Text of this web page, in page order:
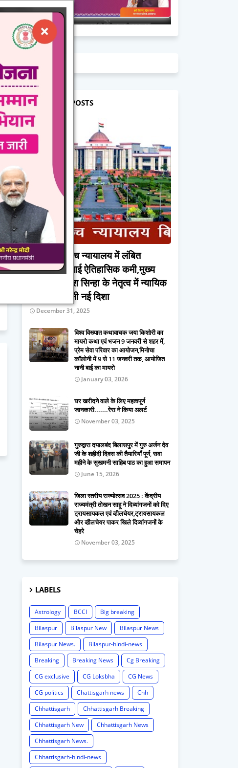
POPULAR POSTS
छत्तीसगढ़ उच्च न्यायालय में लंबित
प्रकरणों में आई ऐतिहासिक कमी,मुख्य
न्यायधीश रमेश सिन्हा के नेतृत्व में न्यायिक
दक्षता को मिली नई दिशा
December 31, 2025
विश्व विख्यात कथावाचक जया किशोरी का
मायरो कथा एवं भजन 9 जनवरी से शहर में,
प्रेम सेवा परिवार का आयोजन,मिनोचा
कॉलोनी में 9 से 11 जनवरी तक, आयोजित
नानी बाई का मायरो
January 03, 2026
घर खरीदने वाले के लिए महत्वपूर्ण
जानकारी.......रेरा ने किया अलर्ट
November 03, 2025
गुरुद्वारा दयालबंद बिलासपुर में गुरु अर्जन देव
जी के शहीदी दिवस की तैयारियाँ पूर्ण, सवा
महीने के सुखमनी साहिब पाठ का हुआ समापन
June 15, 2026
जिला स्तरीय राज्योत्सव 2025 : केंद्रीय
राज्यमंत्री तोखन साहू ने दिव्यांगजनों को दिए
ट्रायसायकल एवं व्हीलचेयर,ट्रायसायकल
और व्हीलचेयर पाकर खिले दिव्यांगजनों के
चेहरे
November 03, 2025
LABELS
Astrology BCCI
Big breaking
Bilaspur
Bilaspur New
Bilaspur News
Bilaspur News.
Bilaspur-hindi-news
Breaking
Breaking News
Cg Breaking
CG exclusive
CG Loksbha
CG News
CG politics
Chattisgarh news
Chh
Chhattisgarh
Chhattisgarh Breaking
Chhattisgarh New
Chhattisgarh News
Chhattisgarh News.
Chhattisgarh-hindi-news